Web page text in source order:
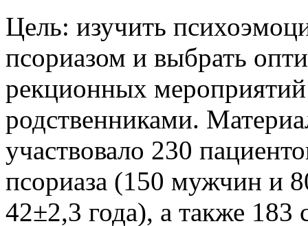
Цель: изучить
псориазом и выбрать
рекционных
родственниками.
участвовало 230
псориаза (150 мужчин и
42±2,3 года), а также